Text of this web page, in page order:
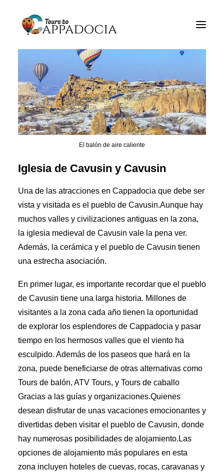
Tours de Cappadocia
Paquetes de Cappadocia
Cappadocia Tours de balón
Blogs
Sobre
Contacto
El balón de aire caliente
Iglesia de Cavusin y Cavusin
Una de las atracciones en Cappadocia que debe ser
vista y visitada es el pueblo de Cavusin.Aunque hay
muchos valles y civilizaciones antiguas en la zona,
la iglesia medieval de Cavusin vale la pena ver.
Además, la cerámica y el pueblo de Cavusin tienen
una estrecha asociación.
En primer lugar, es importante recordar que el pueblo
de Cavusin tiene una larga historia. Millones de
visitantes a la zona cada año tienen la oportunidad
de explorar los esplendores de Cappadocia y pasar
tiempo en los hermosos valles que el viento ha
esculpido. Además de los paseos que hará en la
zona, puede beneficiarse de otras alternativas como
Tours de balón, ATV Tours, y Tours de caballo
Gracias a las guías y organizaciones.Quienes
desean disfrutar de unas vacaciones emocionantes y
divertidas deben visitar el pueblo de Cavusin, donde
hay numerosas posibilidades de alojamiento.Las
opciones de alojamiento más populares en esta
zona incluyen hoteles de cuevas, rocas, caravanas y